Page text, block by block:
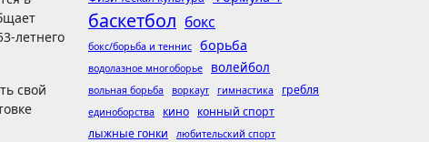
летнего
свой
баскетбол бокс
бокс/борьба и теннис борьба
водолазное многоборье волейбол
вольная борьба воркаут гимнастика гребля
единоборства кино конный спорт
лыжные гонки
любительский спорт